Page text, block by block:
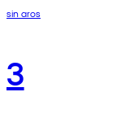
sin aros
3